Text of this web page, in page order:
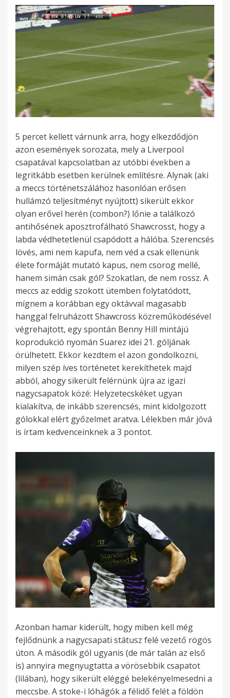
5 percet kellett várnunk arra, hogy elkezdődjön
azon események sorozata, mely a Liverpool
csapatával kapcsolatban az utóbbi években a
legritkább esetben kerülnek említésre. Alynak (aki
a meccs történetszálához hasonlóan erősen
hullámzó teljesítményt nyújtott) sikerült ekkor
olyan erővel herén (combon?) lőnie a találkozó
antihősének aposztrofálható Shawcrosst, hogy a
labda védhetetlenül csapódott a hálóba. Szerencsés
lövés, ami nem kapufa, nem véd a csak ellenünk
élete formáját mutató kapus, nem csorog mellé,
hanem simán csak gól? Szokatlan, de nem rossz. A
meccs az eddig szokott ütemben folytatódott,
mígnem a korábban egy oktávval magasabb
hanggal felruházott Shawcross közreműködésével
végrehajtott, egy spontán Benny Hill mintájú
koprodukció nyomán Suarez idei 21. góljának
örülhetett. Ekkor kezdtem el azon gondolkozni,
milyen szép íves történetet kerekíthetek majd
abból, ahogy sikerült felérnünk újra az igazi
nagycsapatok közé: Helyzetecskéket ugyan
kialakítva, de inkább szerencsés, mint kidolgozott
gólokkal elért győzelmet aratva. Lélekben már jóvá
is írtam kedvenceinknek a 3 pontot.
Azonban hamar kiderült, hogy miben kell még
fejlődnünk a nagycsapati státusz felé vezető rögös
úton. A második gól ugyanis (de már talán az első
is) annyira megnyugtatta a vörösebbik csapatot
(lilában), hogy sikerült eléggé belekényelmesedni a
meccsbe. A stoke-i lóhágók a félidő felét a földön